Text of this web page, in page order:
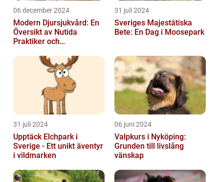
06 december 2024
Modern Djursjukvård: En
Översikt av Nutida
Praktiker och
31 juli 2024
Sveriges Majestätiska
Bete: En Dag i Moosepark
31 juli 2024
Upptäck Elchpark i
Sverige - Ett unikt äventyr
i vildmarken
06 juni 2024
Valpkurs i Nyköping:
Grunden till livslång
vänskap